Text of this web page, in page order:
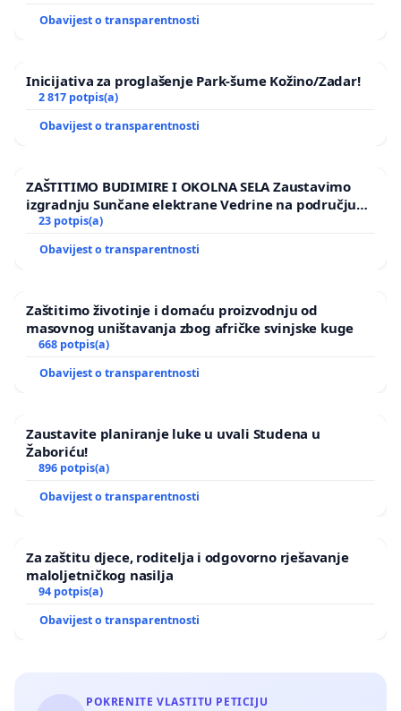
Obavijest o transparentnosti
Inicijativa za proglašenje Park-šume Kožino/Zadar!
2 817 potpis(a)
Obavijest o transparentnosti
ZAŠTITIMO BUDIMIRE I OKOLNA SELA Zaustavimo
izgradnju Sunčane elektrane Vedrine na području
Ugljana
23 potpis(a)
Obavijest o transparentnosti
Zaštitimo životinje i domaću proizvodnju od
masovnog uništavanja zbog afričke svinjske kuge
668 potpis(a)
Obavijest o transparentnosti
Zaustavite planiranje luke u uvali Studena u
Žaboriću!
896 potpis(a)
Obavijest o transparentnosti
Za zaštitu djece, roditelja i odgovorno rješavanje
maloljetničkog nasilja
94 potpis(a)
Obavijest o transparentnosti
POKRENITE VLASTITU PETICIJU